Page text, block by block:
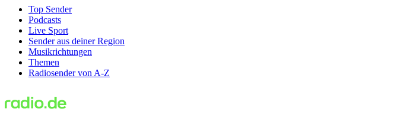
Top Sender
Podcasts
Live Sport
Sender aus deiner Region
Musikrichtungen
Themen
Radiosender von A-Z